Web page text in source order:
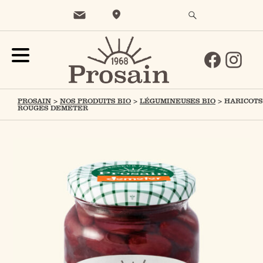
PROSAIN > NOS PRODUITS BIO > LÉGUMINEUSES BIO > HARICOTS
ROUGES DEMETER